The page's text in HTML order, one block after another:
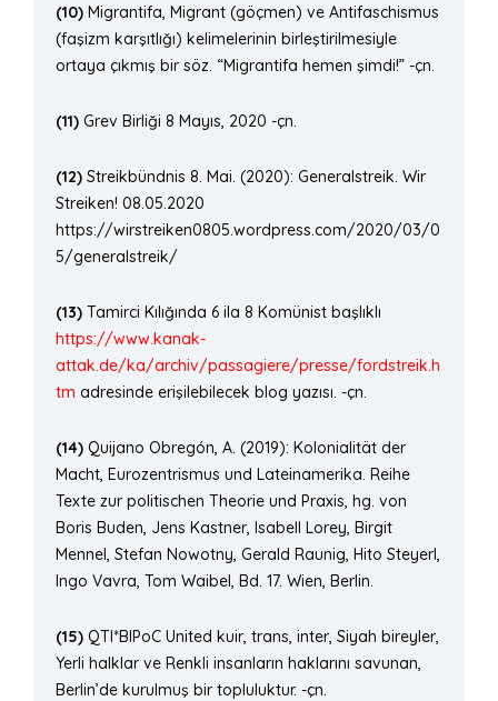
(10) Migrantifa, Migrant (göçmen) ve Antifaschismus
(faşizm karşıtlığı) kelimelerinin birleştirilmesiyle
ortaya çıkmış bir söz. “Migrantifa hemen şimdi!” -çn.
(11) Grev Birliği 8 Mayıs, 2020 -çn.
(12) Streikbündnis 8. Mai. (2020): Generalstreik. Wir
Streiken! 08.05.2020
https://wirstreiken0805.wordpress.com/2020/03/0
5/generalstreik/
(13) Tamirci Kılığında 6 ila 8 Komünist başlıklı
https://www.kanak-
attak.de/ka/archiv/passagiere/presse/fordstreik.h
tm adresinde erişilebilecek blog yazısı. -çn.
(14) Quijano Obregón, A. (2019): Kolonialität der
Macht, Eurozentrismus und Lateinamerika. Reihe
Texte zur politischen Theorie und Praxis, hg. von
Boris Buden, Jens Kastner, Isabell Lorey, Birgit
Mennel, Stefan Nowotny, Gerald Raunig, Hito Steyerl,
Ingo Vavra, Tom Waibel, Bd. 17. Wien, Berlin.
(15) QTI*BIPoC United kuir, trans, inter, Siyah bireyler,
Yerli halklar ve Renkli insanların haklarını savunan,
Berlin’de kurulmuş bir topluluktur. -çn.